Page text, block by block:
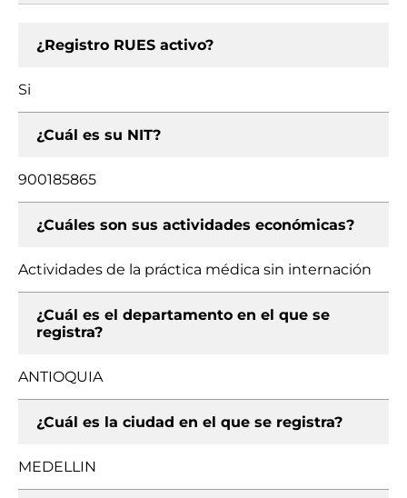
¿Registro RUES activo?
Si
¿Cuál es su NIT?
900185865
¿Cuáles son sus actividades económicas?
Actividades de la práctica médica sin internación
¿Cuál es el departamento en el que se
registra?
ANTIOQUIA
¿Cuál es la ciudad en el que se registra?
MEDELLIN